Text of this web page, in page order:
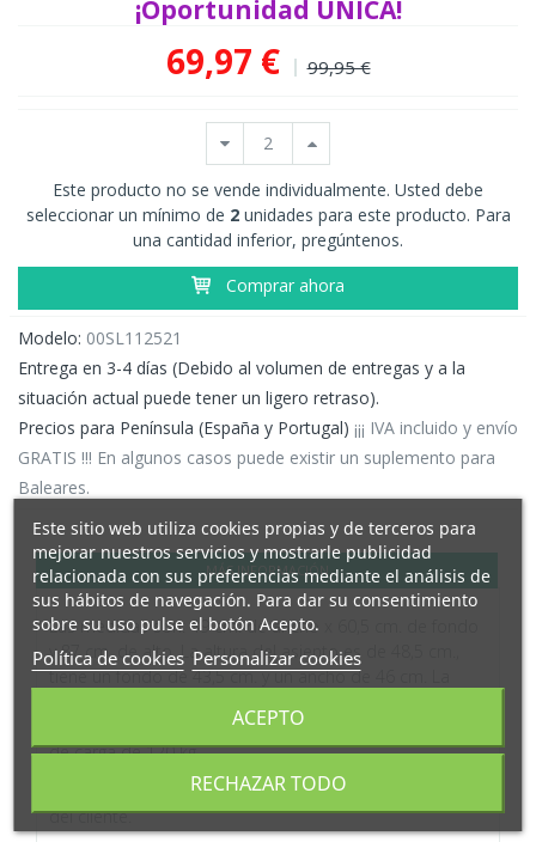
¡Oportunidad ÚNICA!
69,97 € 99,95 €
Este producto no se vende individualmente. Usted debe
seleccionar un mínimo de 2unidades para este producto. Para
una cantidad inferior, pregúntenos.
Comprar ahora
Modelo: 00SL112521
Entrega en 3-4 días (Debido al volumen de entregas y a la
situación actual puede tener un ligero retraso).
Precios para Península (España y Portugal) ¡¡¡ IVA incluido y envío
GRATIS !!! En algunos casos puede existir un suplemento para
Baleares.
MÁS INFORMACIÓN
Las medidas son: 49 cm. de ancho x 60,5 cm. de fondo
y 87 cm. de alto. La altura del asiento es de 48,5 cm.,
tiene un fondo de 43,5 cm. y un ancho de 46 cm. La
cm. El peso de cada silla es de 5 kg. y admite un peso
de carga de 120 kg.
Este producto requiere un pequeño montaje por parte
del cliente.
Este sitio web utiliza cookies propias y de terceros para
mejorar nuestros servicios y mostrarle publicidad
relacionada con sus preferencias mediante el análisis de
sus hábitos de navegación. Para dar su consentimiento
sobre su uso pulse el botón Acepto.
Política de cookies Personalizar cookies
RECHAZAR TODO
ACEPTO